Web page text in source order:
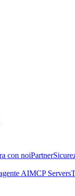
con noiPartner
AIMCP Servers